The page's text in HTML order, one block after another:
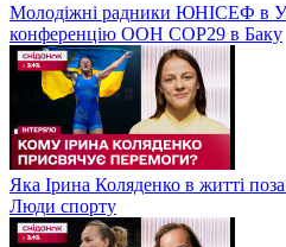
Молодіжні радники ЮНІСЕФ в
конференцію ООН COP29 в Баку
Яка Ірина Коляденко в житті
Люди спорту